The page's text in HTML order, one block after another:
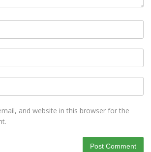
and website in this browser for the